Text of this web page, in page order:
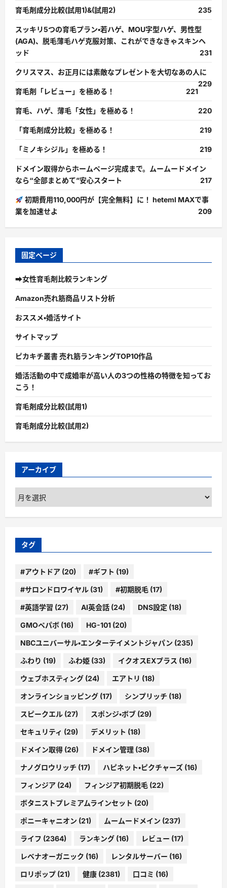
育毛剤成分比較(試用1)&(試用2) 235
スッキリ5つの育毛プラン・若ハゲ、MOU字型ハゲ、男性型
(AGA)、脱毛薄毛ハゲ克服対策、これができなきゃスキンヘ
ッド
231
クリスマス、お正月には素敵なプレゼントを大切なあの人に
229
育毛剤「レビュー」を極める！
221
育毛、ハゲ、薄毛「女性」を極める！ 220
「育毛剤成分比較」を極める！ 219
「ミノキシジル」を極める！ 219
ドメイン取得からホームページ完成まで。ムームードメイン
なら“全部まとめて”安心スタート
217
初期費用110,000円が【完全無料】に！ heteml MAXで事
業を加速せよ
209
固定ページ
➡女性育毛剤比較ランキング
Amazon売れ筋商品リスト分析
おススメ・婚活サイト
サイトマップ
ピカキチ叢書 売れ筋ランキングTOP10作品
婚活活動の中で成婚率が高い人の3つの性格の特徴を知ってお
こう！
育毛剤成分比較(試用1)
育毛剤成分比較(試用2)
アーカイブ
ア
ー
カ
ブ
タグ
#アウトドア (20) #ギフト (19)
#サロンドロワイヤル (31) #初期脱毛 (17)
#英語学習 (27) AI英会話 (24) DNS設定 (18)
GMOペパボ (16) HG-101 (20)
NBCユニバーサル・エンターテイメントジャパン (235)
ふわり (19) ふわ姫 (33) イクオスEXプラス (16)
ウェブホスティング (24) エアトリ (18)
オンラインショッピング (17) シンプリッチ (18)
スピークエル (27) スポンジ・ボブ (29)
セキュリティ (29) デメリット (18)
ドメイン取得 (26) ドメイン管理 (38)
ナノグロウリッチ (17) ハピネット・ピクチャーズ (16)
フィンジア (24) フィンジア初期脱毛 (22)
ボタニストプレミアムラインセット (20)
ポニーキャニオン (21) ムームードメイン (237)
ライフ (2364) ランキング (16) レビュー (17)
レベナオーガニック (16) レンタルサーバー (16)
ロリポップ (21) 健康 (2381) 口コミ (16)